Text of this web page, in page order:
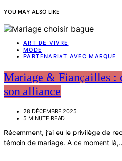
YOU MAY ALSO LIKE
ART DE VIVRE
MODE
PARTENARIAT AVEC MARQUE
Mariage & Fiançailles :
son alliance
28 DÉCEMBRE 2025
5 MINUTE READ
Récemment, j’ai eu le privilège de
témoin de mariage. A ce moment